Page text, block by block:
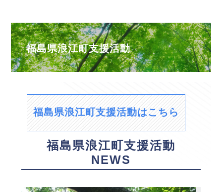
福島県浪江町支援活動
福島県浪江町支援活動はこちら
福島県浪江町支援活動
NEWS